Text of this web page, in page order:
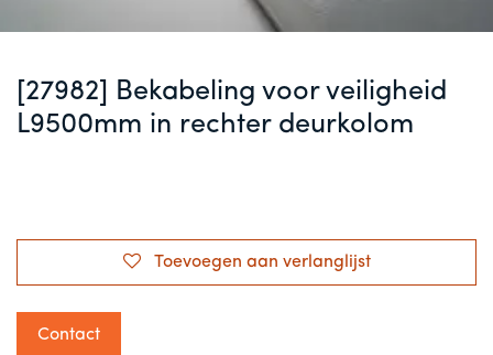
[27982] Bekabeling voor veiligheid
L9500mm in rechter deurkolom
Toevoegen aan verlanglijst
Contact